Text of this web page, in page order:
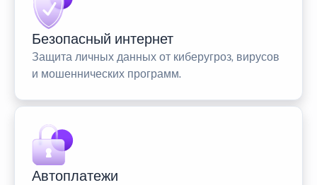
Безопасный интернет
Защита личных данных от киберугроз, вирусов
и мошеннических программ.
Автоплатежи